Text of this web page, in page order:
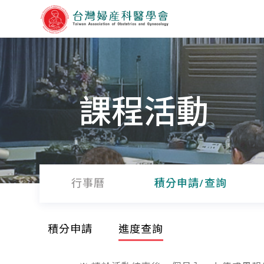
課程活動
行事曆 積分申請/查詢
積分申請 進度查詢